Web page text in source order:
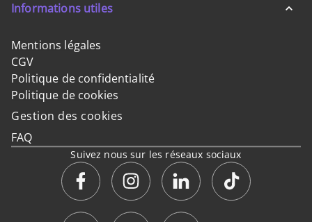
Informations utiles
Mentions légales
CGV
Politique de confidentialité
Politique de cookies
Gestion des cookies
FAQ
Suivez nous sur les réseaux sociaux